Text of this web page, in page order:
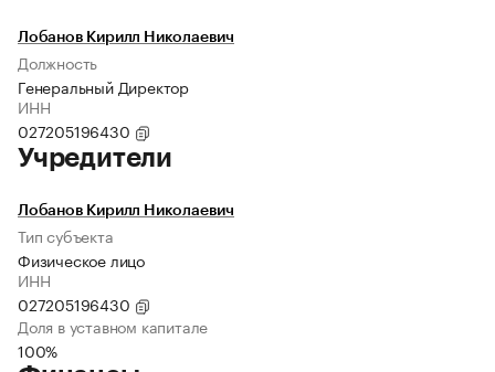
Лобанов Кирилл Николаевич
Должность
Генеральный Директор
ИНН
027205196430
Учредители
Лобанов Кирилл Николаевич
Тип субъекта
Физическое лицо
ИНН
027205196430
Доля в уставном капитале
100%